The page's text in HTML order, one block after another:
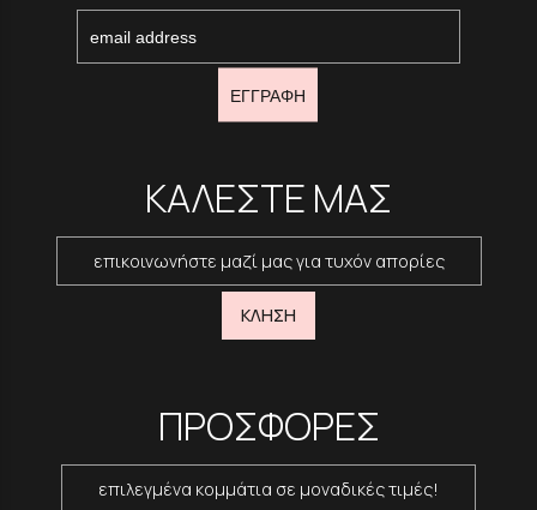
ΕΓΓΡΑΦΗ
ΚΑΛΕΣΤΕ ΜΑΣ
επικοινωνήστε μαζί μας για τυχόν απορίες
ΚΛΗΣΗ
ΠΡΟΣΦΟΡΕΣ
επιλεγμένα κομμάτια σε μοναδικές τιμές!